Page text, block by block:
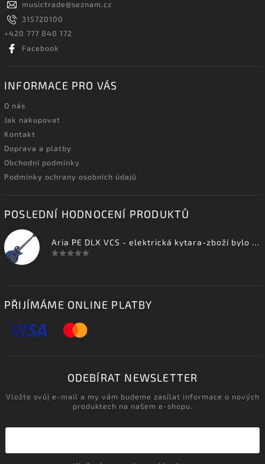
musictrade@seznam.cz
315720100
+420 777 840 172
Facebook
INFORMACE PRO VÁS
O nás
Jak nakupovat
Kontakt
Doprava a platby
Obchodní podmínky
Podmínky ochrany osobních údajů
POSLEDNÍ HODNOCENÍ PRODUKTŮ
Aria PE DLX VCS - elektrická kytara-zboží bylo vystaveno na prodejně
PŘIJÍMÁME ONLINE PLATBY
ODEBÍRAT NEWSLETTER
Vložte svůj e-mail a my vám budeme zasílat informace o nových
produktech na našem e-shopu.